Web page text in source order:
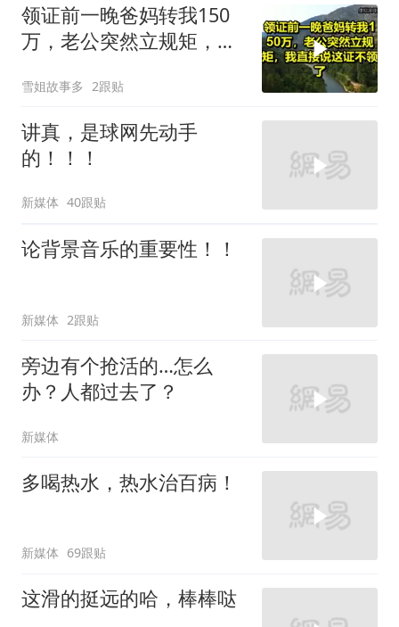
领证前一晚爸妈转我150
万，老公突然立规矩，我
雪姐故事多 2跟贴
讲真，是球网先动手
的！！！
新媒体 40跟贴
论背景音乐的重要性！！
新媒体 2跟贴
旁边有个抢活的…怎么
办？人都过去了？
新媒体
多喝热水，热水治百病！
新媒体 69跟贴
这滑的挺远的哈，棒棒哒